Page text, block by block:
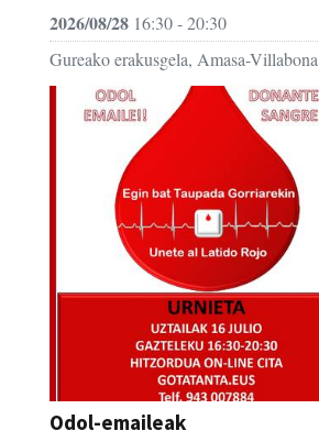
2026/08/28 16:30 - 20:30
Gureako erakusgela, Amasa-Villabona
Odol-emaileak